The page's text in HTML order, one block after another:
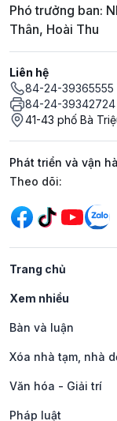
Phó trưởng ban:
Thân, Hoài Thu
Liên hệ
84-24-39365555
84-24-39342724
41-43 phố Bà
Phát triển và vận
Mạng xã
Theo dõi:
Trang chủ
Xem nhiều
Bàn và luận
Xóa nhà tạm, nhà
Văn hóa - Giải trí
Pháp luật